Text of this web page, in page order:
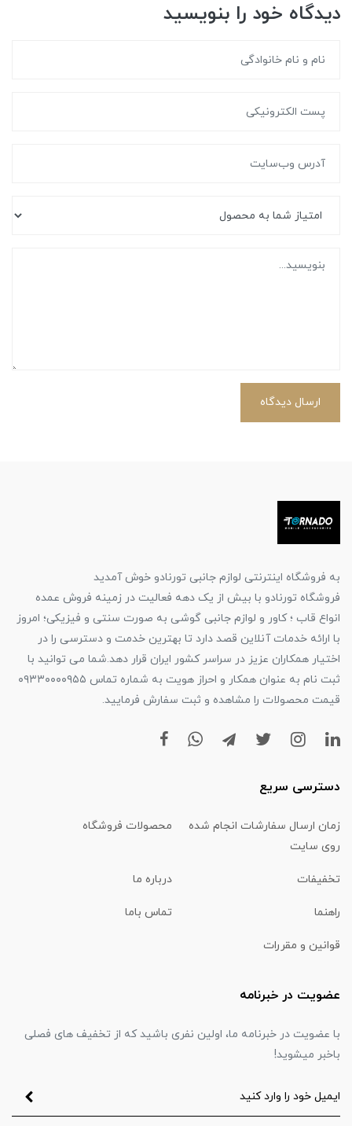
دیدگاه خود را بنویسید
ارسال دیدگاه
به فروشگاه اینترنتی لوازم جانبی تورنادو خوش آمدید
فروشگاه تورنادو با بیش از یک دهه فعالیت در زمینه فروش عمده
انواع قاب ؛ کاور و لوازم جانبی گوشی به صورت سنتی و فیزیکی؛ امروز
با ارائه خدمات آنلاین قصد دارد تا بهترین خدمت و دسترسی را در
اختیار همکاران عزیز در سراسر کشور ایران قرار دهد.شما می توانید با
ثبت نام به عنوان همکار و احراز هویت به شماره تماس ۰۹۳۳۰۰۰۰۹۵۵
قیمت محصولات را مشاهده و ثبت سفارش فرمایید.
دسترسی سریع
زمان ارسال سفارشات انجام شده
روی سایت
محصولات فروشگاه
تخفیفات درباره ما
راهنما تماس باما
قوانین و مقررات
عضویت در خبرنامه
با عضویت در خبرنامه ما، اولین نفری باشید که از تخفیف های فصلی
باخبر میشوید!